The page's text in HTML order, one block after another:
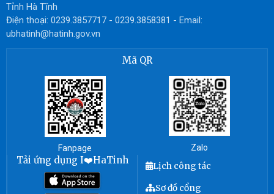
Tỉnh Hà Tĩnh
Điện thoại: 0239.3857717 - 0239.3858381 - Email:
ubhatinh@hatinh.gov.vn
Mã QR
Fanpage Zalo
Tải ứng dụng I❤️HaTinh
Lịch công tác
Sơ đồ cổng